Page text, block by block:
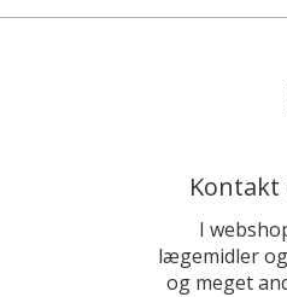
Kontakt
I
lægemidler
og meget